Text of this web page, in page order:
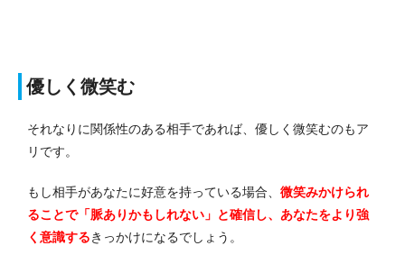
優しく微笑む
それなりに関係性のある相手であれば、優しく微笑むのもア
リです。
もし相手があなたに好意を持っている場合、 微笑みかけられ
ることで「脈ありかもしれない」と確信し、あなたをより強
く意識するきっかけになるでしょう。